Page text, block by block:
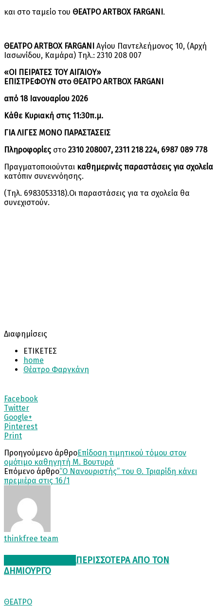
και στο ταμείο του ΘΕΑΤΡΟARTBOX FARGANI.
ΘΕΑΤΡΟARTBOX FARGANI Αγίου Παντελεήμονος 10, (Αρχή
Ιασωνίδου, Καμάρα) Τηλ.: 2310 208 007
«ΟΙ ΠΕΙΡΑΤΕΣ ΤΟΥ ΑΙΓΑΙΟΥ»
ΕΠΙΣΤΡΕΦΟΥΝ στο ΘΕΑΤΡΟARTBOX FARGANI
από 18 Ιανουαρίου 2026
Κάθε Κυριακή στις 11:30π.μ.
ΓΙΑ ΛΙΓΕΣ ΜΟΝΟ ΠΑΡΑΣΤΑΣΕΙΣ
Πληροφορίες στο 2310 208007, 2311 218 224, 6987 089 778
Πραγματοποιούνται καθημερινές παραστάσεις για σχολεία
κατόπιν συνεννόησης.
(Τηλ. 6983053318).Οι παραστάσεις για τα σχολεία θα
συνεχιστούν.
Διαφημίσεις
ΕΤΙΚΕΤΕΣ
home
Θέατρο Φαργκάνη
Facebook
Twitter
Google+
Pinterest
Print
Προηγούμενο άρθροΕπίδοση τιμητικού τόμου στον
ομότιμο καθηγητή Μ. Βουτυρά
Επόμενο άρθρο“Ο Νανουριστής” του Θ. Τριαρίδη κάνει
πρεμιέρα στις 16/1
thinkfree team
ΠΕΡΙΣΣΟΤΕΡΑ ΑΠΟ ΤΟΝ
ΔΗΜΙΟΥΡΓΟ
ΘΕΑΤΡΟ